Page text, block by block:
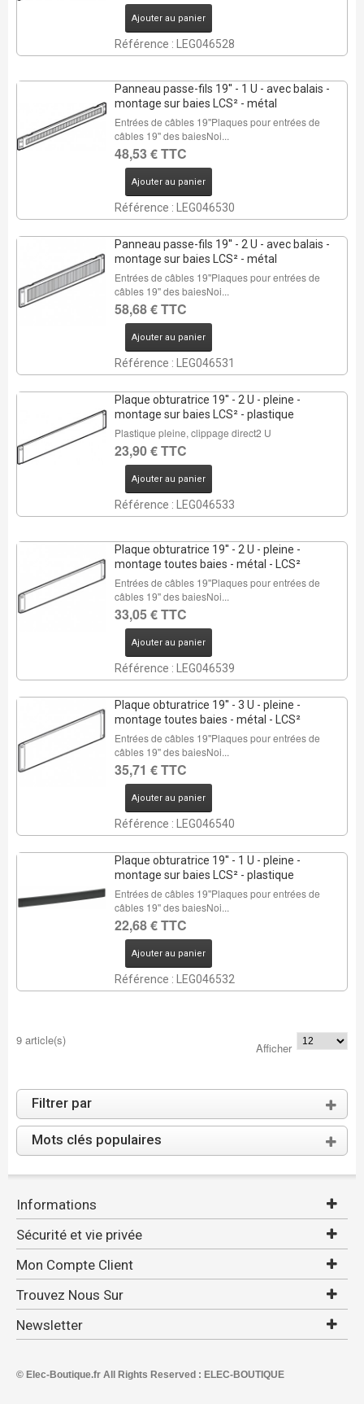
Ajouter au panier
Référence : LEG046528
Panneau passe-fils 19'' - 1 U - avec balais -
montage sur baies LCS² - métal
Entrées de câbles 19''Plaques pour entrées de
câbles 19'' des baiesNoi...
48,53 € TTC
Ajouter au panier
Référence : LEG046530
Panneau passe-fils 19'' - 2 U - avec balais -
montage sur baies LCS² - métal
Entrées de câbles 19''Plaques pour entrées de
câbles 19'' des baiesNoi...
58,68 € TTC
Ajouter au panier
Référence : LEG046531
Plaque obturatrice 19'' - 2 U - pleine -
montage sur baies LCS² - plastique
Plastique pleine, clippage direct2 U
23,90 € TTC
Ajouter au panier
Référence : LEG046533
Plaque obturatrice 19'' - 2 U - pleine -
montage toutes baies - métal - LCS²
Entrées de câbles 19''Plaques pour entrées de
câbles 19'' des baiesNoi...
33,05 € TTC
Ajouter au panier
Référence : LEG046539
Plaque obturatrice 19'' - 3 U - pleine -
montage toutes baies - métal - LCS²
Entrées de câbles 19''Plaques pour entrées de
câbles 19'' des baiesNoi...
35,71 € TTC
Ajouter au panier
Référence : LEG046540
Plaque obturatrice 19'' - 1 U - pleine -
montage sur baies LCS² - plastique
Entrées de câbles 19''Plaques pour entrées de
câbles 19'' des baiesNoi...
22,68 € TTC
Ajouter au panier
Référence : LEG046532
9 article(s)
Afficher
Filtrer par
Mots clés populaires
Informations
Sécurité et vie privée
Mon Compte Client
Trouvez Nous Sur
Newsletter
© Elec-Boutique.fr All Rights Reserved : ELEC-BOUTIQUE